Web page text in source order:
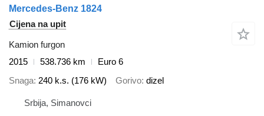
Mercedes-Benz 1824
Cijena na upit
Kamion furgon
2015
538.736 km
Euro 6
Snaga 240 k.s. (176 kW) Gorivo dizel
Srbija, Simanovci